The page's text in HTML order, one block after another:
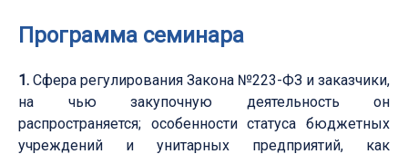
Программа семинара
1. Сфера регулирования Закона №223-ФЗ и заказчики,
на чью закупочную деятельность он
распространяется; особенности статуса бюджетных
учреждений и унитарных предприятий, как